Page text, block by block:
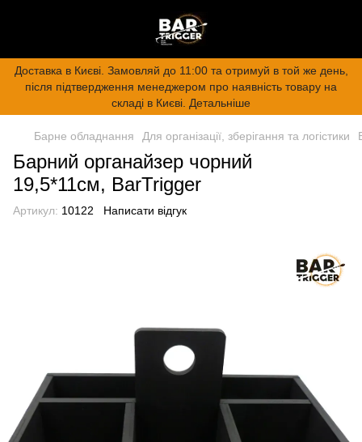
Доставка в Києві. Замовляй до 11:00 та отримуй в той же день,
після підтвердження менеджером про наявність товару на
складі в Києві. Детальніше
Барне обладнання Для організації, зберігання та логістики
Барний органайзер чорний
19,5*11см, BarTrigger
Артикул: 10122 Написати відгук